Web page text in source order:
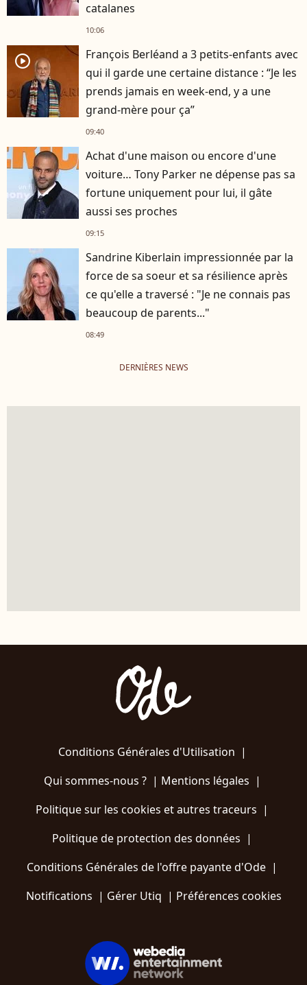
catalanes
10:06
player2
François Berléand a 3 petits-enfants avec
qui il garde une certaine distance : “Je les
prends jamais en week-end, y a une
grand-mère pour ça”
09:40
Achat d'une maison ou encore d'une
voiture… Tony Parker ne dépense pas sa
fortune uniquement pour lui, il gâte
aussi ses proches
09:15
Sandrine Kiberlain impressionnée par la
force de sa soeur et sa résilience après
ce qu'elle a traversé : "Je ne connais pas
beaucoup de parents..."
08:49
DERNIÈRES NEWS
Conditions Générales d'Utilisation |
Qui sommes-nous ?| Mentions légales |
Politique sur les cookies et autres traceurs |
Politique de protection des données |
Conditions Générales de l'offre payante d'Ode |
Notifications | Gérer Utiq | Préférences cookies